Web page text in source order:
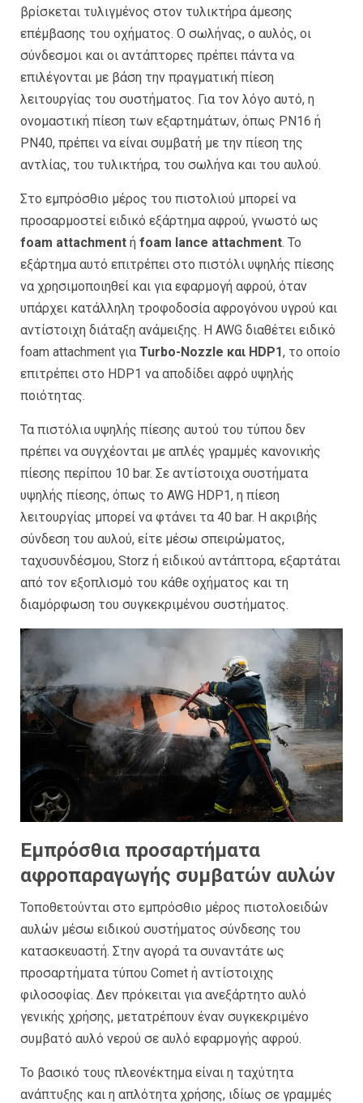
βρίσκεται τυλιγμένος στον τυλικτήρα άμεσης
επέμβασης του οχήματος. Ο σωλήνας, ο αυλός, οι
σύνδεσμοι και οι αντάπτορες πρέπει πάντα να
επιλέγονται με βάση την πραγματική πίεση
λειτουργίας του συστήματος. Για τον λόγο αυτό, η
ονομαστική πίεση των εξαρτημάτων, όπως PN16 ή
PN40, πρέπει να είναι συμβατή με την πίεση της
αντλίας, του τυλικτήρα, του σωλήνα και του αυλού.
Στο εμπρόσθιο μέρος του πιστολιού μπορεί να
προσαρμοστεί ειδικό εξάρτημα αφρού, γνωστό ως
foam attachment ή foam lance attachment. Το
εξάρτημα αυτό επιτρέπει στο πιστόλι υψηλής πίεσης
να χρησιμοποιηθεί και για εφαρμογή αφρού, όταν
υπάρχει κατάλληλη τροφοδοσία αφρογόνου υγρού και
αντίστοιχη διάταξη ανάμειξης. Η AWG διαθέτει ειδικό
foam attachment για Turbo-Nozzle και HDP1, το οποίο
επιτρέπει στο HDP1 να αποδίδει αφρό υψηλής
ποιότητας.
Τα πιστόλια υψηλής πίεσης αυτού του τύπου δεν
πρέπει να συγχέονται με απλές γραμμές κανονικής
πίεσης περίπου 10 bar. Σε αντίστοιχα συστήματα
υψηλής πίεσης, όπως το AWG HDP1, η πίεση
λειτουργίας μπορεί να φτάνει τα 40 bar. Η ακριβής
σύνδεση του αυλού, είτε μέσω σπειρώματος,
ταχυσυνδέσμου, Storz ή ειδικού αντάπτορα, εξαρτάται
από τον εξοπλισμό του κάθε οχήματος και τη
διαμόρφωση του συγκεκριμένου συστήματος.
Εμπρόσθια προσαρτήματα
αφροπαραγωγής συμβατών αυλών
Τοποθετούνται στο εμπρόσθιο μέρος πιστολοειδών
αυλών μέσω ειδικού συστήματος σύνδεσης του
κατασκευαστή. Στην αγορά τα συναντάτε ως
προσαρτήματα τύπου Comet ή αντίστοιχης
φιλοσοφίας. Δεν πρόκειται για ανεξάρτητο αυλό
γενικής χρήσης, μετατρέπουν έναν συγκεκριμένο
συμβατό αυλό νερού σε αυλό εφαρμογής αφρού.
Το βασικό τους πλεονέκτημα είναι η ταχύτητα
ανάπτυξης και η απλότητα χρήσης, ιδίως σε γραμμές